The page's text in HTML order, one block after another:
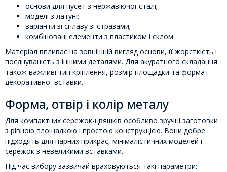
основи для пусет з нержавіючої сталі;
моделі з латуні;
варіанти зі сплаву зі стразами;
комбіновані елементи з пластиком і склом.
Матеріал впливає на зовнішній вигляд основи, її жорсткість і
поєднуваність з іншими деталями. Для акуратного складання
також важливі тип кріплення, розмір площадки та формат
декоративної вставки.
Форма, отвір і колір металу
Для компактних сережок-цвяшків особливо зручні заготовки
з рівною площадкою і простою конструкцією. Вони добре
підходять для парних прикрас, мінімалістичних моделей і
сережок з невеликими вставками.
Під час вибору зазвичай враховуються такі параметри: